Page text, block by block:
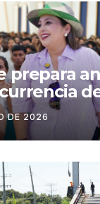
prepara
de El
DE 2026